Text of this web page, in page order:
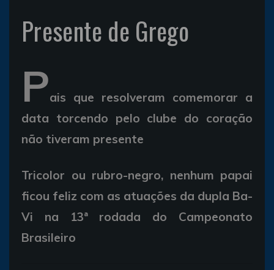
Presente de Grego
Pais que resolveram comemorar a
data torcendo pelo clube do coração
não tiveram presente
Tricolor ou rubro-negro, nenhum papai
ficou feliz com as atuações da dupla Ba-
Vi na 13ª rodada do Campeonato
Brasileiro